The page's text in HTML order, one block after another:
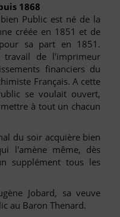
1868
Public est né de la
créée en 1851 et de
sa part en 1851.
de l'imprimeur
financiers du
Français. A cette
se voulait ouvert,
à tout un chacun
du soir acquière bien
l'amène même, dès
supplément tous les
Jobard, sa veuve
au Baron Thenard.